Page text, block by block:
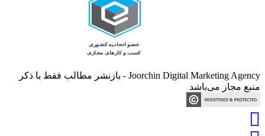
Joorchin Digital Marketing Agency - بازنشر مطالب فقط با ذکر
منبع مجاز می‌باشد